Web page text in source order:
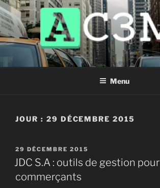
Aller
au
contenu
principal
AC3M
Annuaire des meilleurs sites à visiter !
Menu
JOUR : 29 DÉCEMBRE 2015
PUBLIÉ
LE
29 DÉCEMBRE 2015
JDC S.A : outils de gestion pour
commerçants